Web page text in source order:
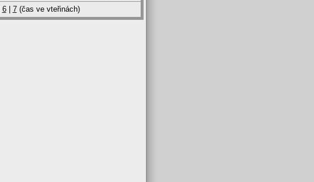
6| 7(čas ve vteřinách)